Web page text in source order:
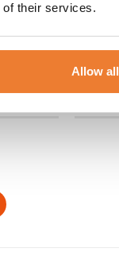
of their services.
Allow all